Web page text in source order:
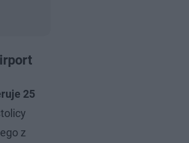
25
z